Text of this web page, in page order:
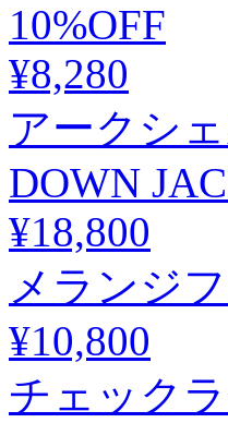
10%OFF
¥8,280
アークシ
DOWN
¥18,800
メランジ
¥10,800
チェック